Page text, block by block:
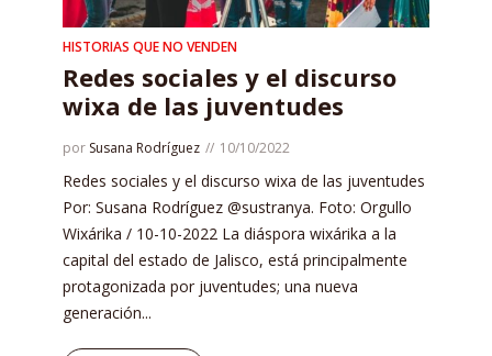
HISTORIAS QUE NO VENDEN
Redes sociales y el discurso
wixa de las juventudes
por Susana Rodríguez 10/10/2022
Redes sociales y el discurso wixa de las juventudes
Por: Susana Rodríguez @sustranya. Foto: Orgullo
Wixárika / 10-10-2022 La diáspora wixárika a la
capital del estado de Jalisco, está principalmente
protagonizada por juventudes; una nueva
generación...